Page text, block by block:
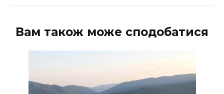
Вам також може сподобатися